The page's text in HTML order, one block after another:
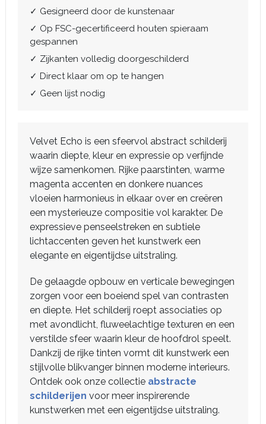
✓ Gesigneerd door de kunstenaar
✓ Op FSC-gecertificeerd houten spieraam
gespannen
✓ Zijkanten volledig doorgeschilderd
✓ Direct klaar om op te hangen
✓ Geen lijst nodig
Velvet Echo is een sfeervol abstract schilderij
waarin diepte, kleur en expressie op verfijnde
wijze samenkomen. Rijke paarstinten, warme
magenta accenten en donkere nuances
vloeien harmonieus in elkaar over en creëren
een mysterieuze compositie vol karakter. De
expressieve penseelstreken en subtiele
lichtaccenten geven het kunstwerk een
elegante en eigentijdse uitstraling.
De gelaagde opbouw en verticale bewegingen
zorgen voor een boeiend spel van contrasten
en diepte. Het schilderij roept associaties op
met avondlicht, fluweelachtige texturen en een
verstilde sfeer waarin kleur de hoofdrol speelt.
Dankzij de rijke tinten vormt dit kunstwerk een
stijlvolle blikvanger binnen moderne interieurs.
Ontdek ook onze collectie abstracte
schilderijen voor meer inspirerende
kunstwerken met een eigentijdse uitstraling.